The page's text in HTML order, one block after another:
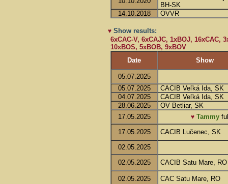
BH-SK
14.10.2018
OVVR
♥ Show results:
6xCAC-V, 6xCAJC, 1xBOJ, 16xCAC,
10xBOS, 5xBOB, 9xBOV
Date
Show
05.07.2025
05.07.2025
CACIB Veľká Ida, SK
04.07.2025
CACIB Veľká Ida, SK
28.06.2025
OV Betliar, SK
17.05.2025
♥ Tammy
17.05.2025
CACIB Lučenec, SK
02.05.2025
02.05.2025
CACIB Satu Mare, RO
02.05.2025 CAC Satu Mare, RO